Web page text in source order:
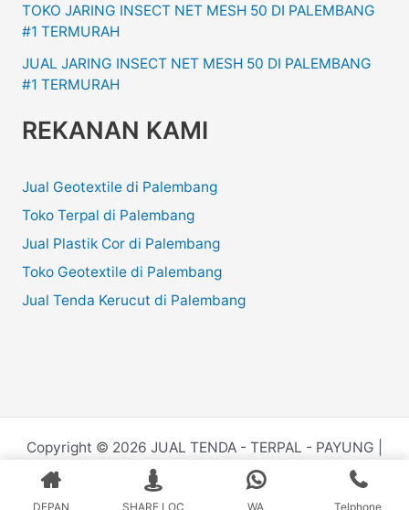
TOKO JARING INSECT NET MESH 50 DI PALEMBANG
#1 TERMURAH
JUAL JARING INSECT NET MESH 50 DI PALEMBANG
#1 TERMURAH
REKANAN KAMI
Jual Geotextile di Palembang
Toko Terpal di Palembang
Jual Plastik Cor di Palembang
Toko Geotextile di Palembang
Jual Tenda Kerucut di Palembang
Copyright © 2026 JUAL TENDA - TERPAL - PAYUNG |
Powered by
Juru.Website
DEPAN SHARE LOC WA Telphone